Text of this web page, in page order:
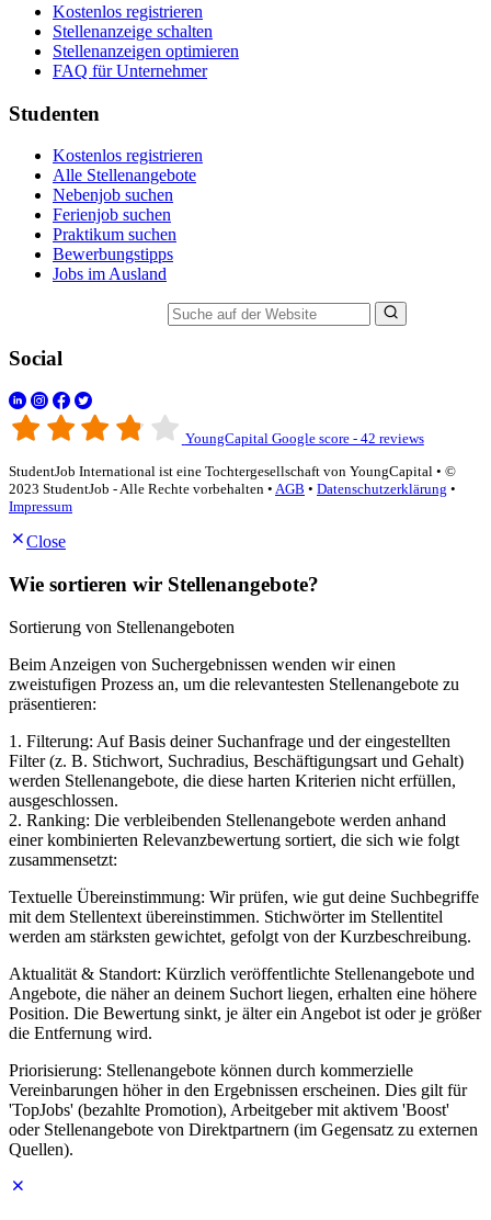
Kostenlos registrieren
Stellenanzeige schalten
Stellenanzeigen optimieren
FAQ für Unternehmer
Studenten
Kostenlos registrieren
Alle Stellenangebote
Nebenjob suchen
Ferienjob suchen
Praktikum suchen
Bewerbungstipps
Jobs im Ausland
Social
YoungCapital Google score - 42 reviews
StudentJob International ist eine Tochtergesellschaft von YoungCapital • ©
2023 StudentJob - Alle Rechte vorbehalten • AGB • Datenschutzerklärung •
Impressum
Close
Wie sortieren wir Stellenangebote?
Sortierung von Stellenangeboten
Beim Anzeigen von Suchergebnissen wenden wir einen
zweistufigen Prozess an, um die relevantesten Stellenangebote zu
präsentieren:
1. Filterung: Auf Basis deiner Suchanfrage und der eingestellten
Filter (z. B. Stichwort, Suchradius, Beschäftigungsart und Gehalt)
werden Stellenangebote, die diese harten Kriterien nicht erfüllen,
ausgeschlossen.
2. Ranking: Die verbleibenden Stellenangebote werden anhand
einer kombinierten Relevanzbewertung sortiert, die sich wie folgt
zusammensetzt:
Textuelle Übereinstimmung: Wir prüfen, wie gut deine Suchbegriffe
mit dem Stellentext übereinstimmen. Stichwörter im Stellentitel
werden am stärksten gewichtet, gefolgt von der Kurzbeschreibung.
Aktualität & Standort: Kürzlich veröffentlichte Stellenangebote und
Angebote, die näher an deinem Suchort liegen, erhalten eine höhere
Position. Die Bewertung sinkt, je älter ein Angebot ist oder je größer
die Entfernung wird.
Priorisierung: Stellenangebote können durch kommerzielle
Vereinbarungen höher in den Ergebnissen erscheinen. Dies gilt für
'TopJobs' (bezahlte Promotion), Arbeitgeber mit aktivem 'Boost'
oder Stellenangebote von Direktpartnern (im Gegensatz zu externen
Quellen).